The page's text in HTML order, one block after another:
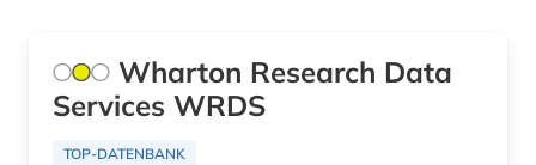
Wharton Research Data
Services WRDS
TOP-DATENBANK